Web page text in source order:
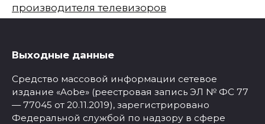
производителя телевизоров
Выходные данные
Средство массовой информации сетевое
издание «Aobe» (реестровая запись ЭЛ № ФС 77
— 77045 от 20.11.2019), зарегистрировано
Федеральной службой по надзору в сфере